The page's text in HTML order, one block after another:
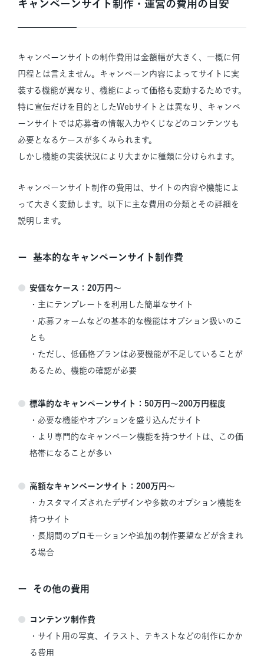
キャンペーンサイト制作・運営の費用の目安
キャンペーンサイトの制作費用は金額幅が大きく、一概に何
円程とは言えません。キャンペーン内容によってサイトに実
装する機能が異なり、機能によって価格も変動するためです。
特に宣伝だけを目的としたWebサイトとは異なり、キャンペ
ーンサイトでは応募者の情報入力やくじなどのコンテンツも
必要となるケースが多くみられます。
しかし機能の実装状況により大まかに種類に分けられます。
キャンペーンサイト制作の費用は、サイトの内容や機能によ
って大きく変動します。以下に主な費用の分類とその詳細を
説明します。
基本的なキャンペーンサイト制作費
安価なケース：20万円〜
・主にテンプレートを利用した簡単なサイト
・応募フォームなどの基本的な機能はオプション扱いのこ
とも
・ただし、低価格プランは必要機能が不足していることが
あるため、機能の確認が必要
標準的なキャンペーンサイト：50万円〜200万円程度
・必要な機能やオプションを盛り込んだサイト
・より専門的なキャンペーン機能を持つサイトは、この価
格帯になることが多い
高額なキャンペーンサイト：200万円〜
・カスタマイズされたデザインや多数のオプション機能を
持つサイト
・長期間のプロモーションや追加の制作要望などが含まれ
る場合
その他の費用
コンテンツ制作費
・サイト用の写真、イラスト、テキストなどの制作にかか
る費用